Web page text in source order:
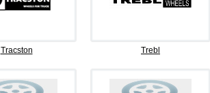
Tracston Trebl